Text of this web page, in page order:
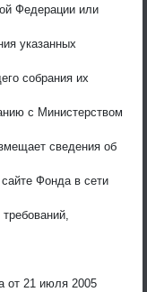
Федерации или
указанных
собрания их
с Министерством
сведения об
Фонда в сети
от 21 июля 2005